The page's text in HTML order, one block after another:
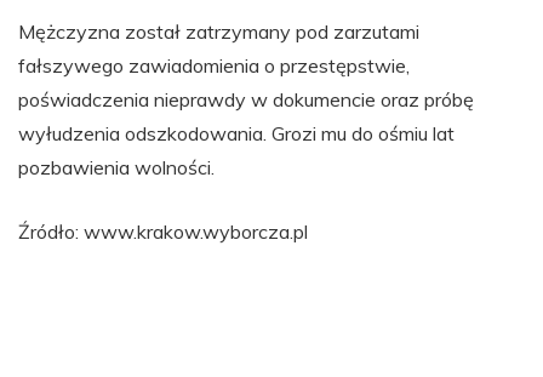
Mężczyzna został zatrzymany pod zarzutami
fałszywego zawiadomienia o przestępstwie,
poświadczenia nieprawdy w dokumencie oraz próbę
wyłudzenia odszkodowania. Grozi mu do ośmiu lat
pozbawienia wolności.
Źródło: www.krakow.wyborcza.pl